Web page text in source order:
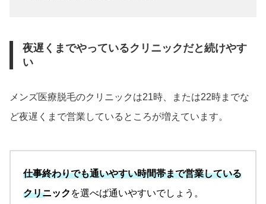
夜遅くまでやっているクリニックだと続けやす
い
メンズ医療脱毛のクリニックは21時、または22時までな
ど夜遅くまで営業しているところが増えています。
仕事終わりでも通いやすい時間帯まで営業している
クリニック を選べば通いやすいでしょう。